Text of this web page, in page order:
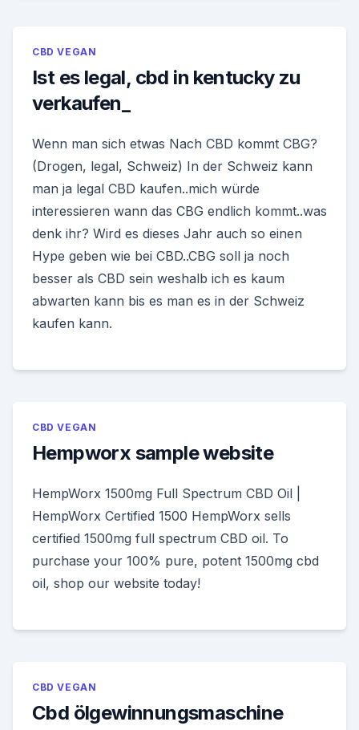
CBD VEGAN
Ist es legal, cbd in kentucky zu
verkaufen_
Wenn man sich etwas Nach CBD kommt CBG?
(Drogen, legal, Schweiz) In der Schweiz kann
man ja legal CBD kaufen..mich würde
interessieren wann das CBG endlich kommt..was
denk ihr? Wird es dieses Jahr auch so einen
Hype geben wie bei CBD..CBG soll ja noch
besser als CBD sein weshalb ich es kaum
abwarten kann bis es man es in der Schweiz
kaufen kann.
CBD VEGAN
Hempworx sample website
HempWorx 1500mg Full Spectrum CBD Oil |
HempWorx Certified 1500 HempWorx sells
certified 1500mg full spectrum CBD oil. To
purchase your 100% pure, potent 1500mg cbd
oil, shop our website today!
CBD VEGAN
Cbd ölgewinnungsmaschine